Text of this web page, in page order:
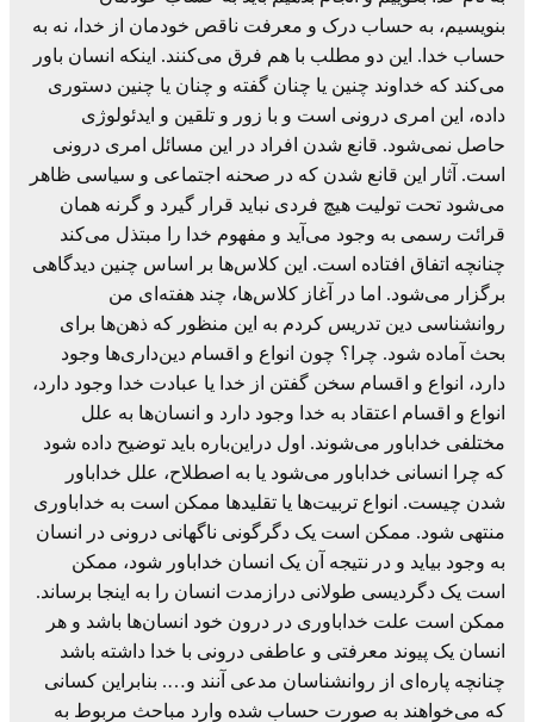
بنویسیم، به حساب درک و معرفت ناقص خودمان از خدا، نه به
حساب خدا. این دو مطلب با هم فرق می‌کنند. اینکه انسان باور
می‌کند که خداوند چنین یا چنان گفته و چنان یا چنین دستوری
داده، این امری درونی است و با زور و تلقین و ایدئولوژی
حاصل نمی‌شود. قانع شدن افراد در این مسائل امری درونی
است. آثار این قانع شدن که در صحنه اجتماعی و سیاسی ظاهر
می‌شود تحت تولیت هیچ فردی نباید قرار ‌گیرد و گرنه همان
قرائت رسمی به وجود می‌آید و مفهوم خدا را مبتذل می‌کند
چنانچه اتفاق افتاده است. این کلاس‌ها بر اساس چنین دیدگاهی
برگزار می‌شود. اما در آغاز کلاس‌ها، چند هفته‌ای من
روانشناسی دین تدریس کردم به این منظور که ذهن‌ها برای
بحث آماده شود. چرا؟ چون انواع و اقسام دین‌داری‌ها وجود
دارد، انواع و اقسام سخن گفتن از خدا یا عبادت خدا وجود دارد،
انواع و اقسام اعتقاد به خدا وجود دارد و انسان‌ها به علل
مختلفی خداباور می‌شوند. اول دراین‌باره باید توضیح داده شود
که چرا انسانی خداباور می‌شود یا به اصطلاح، علل خداباور
شدن چیست. انواع تربیت‌ها یا تقلیدها ممکن است به خداباوری
منتهی شود. ممکن است یک دگرگونی ناگهانی درونی در انسان
به وجود بیاید و در نتیجه آن یک انسان خداباور شود، ممکن
است یک دگردیسی طولانی درازمدت انسان را به اینجا برساند.
ممکن است علت خداباوری در درون خود انسان‌ها باشد و هر
انسان یک پیوند معرفتی و عاطفی درونی با خدا داشته باشد
چنانچه پاره‌ای از روانشناسان مدعی آنند و…. بنابراین کسانی
که می‌خواهند به صورت حساب شده وارد مباحث مربوط به